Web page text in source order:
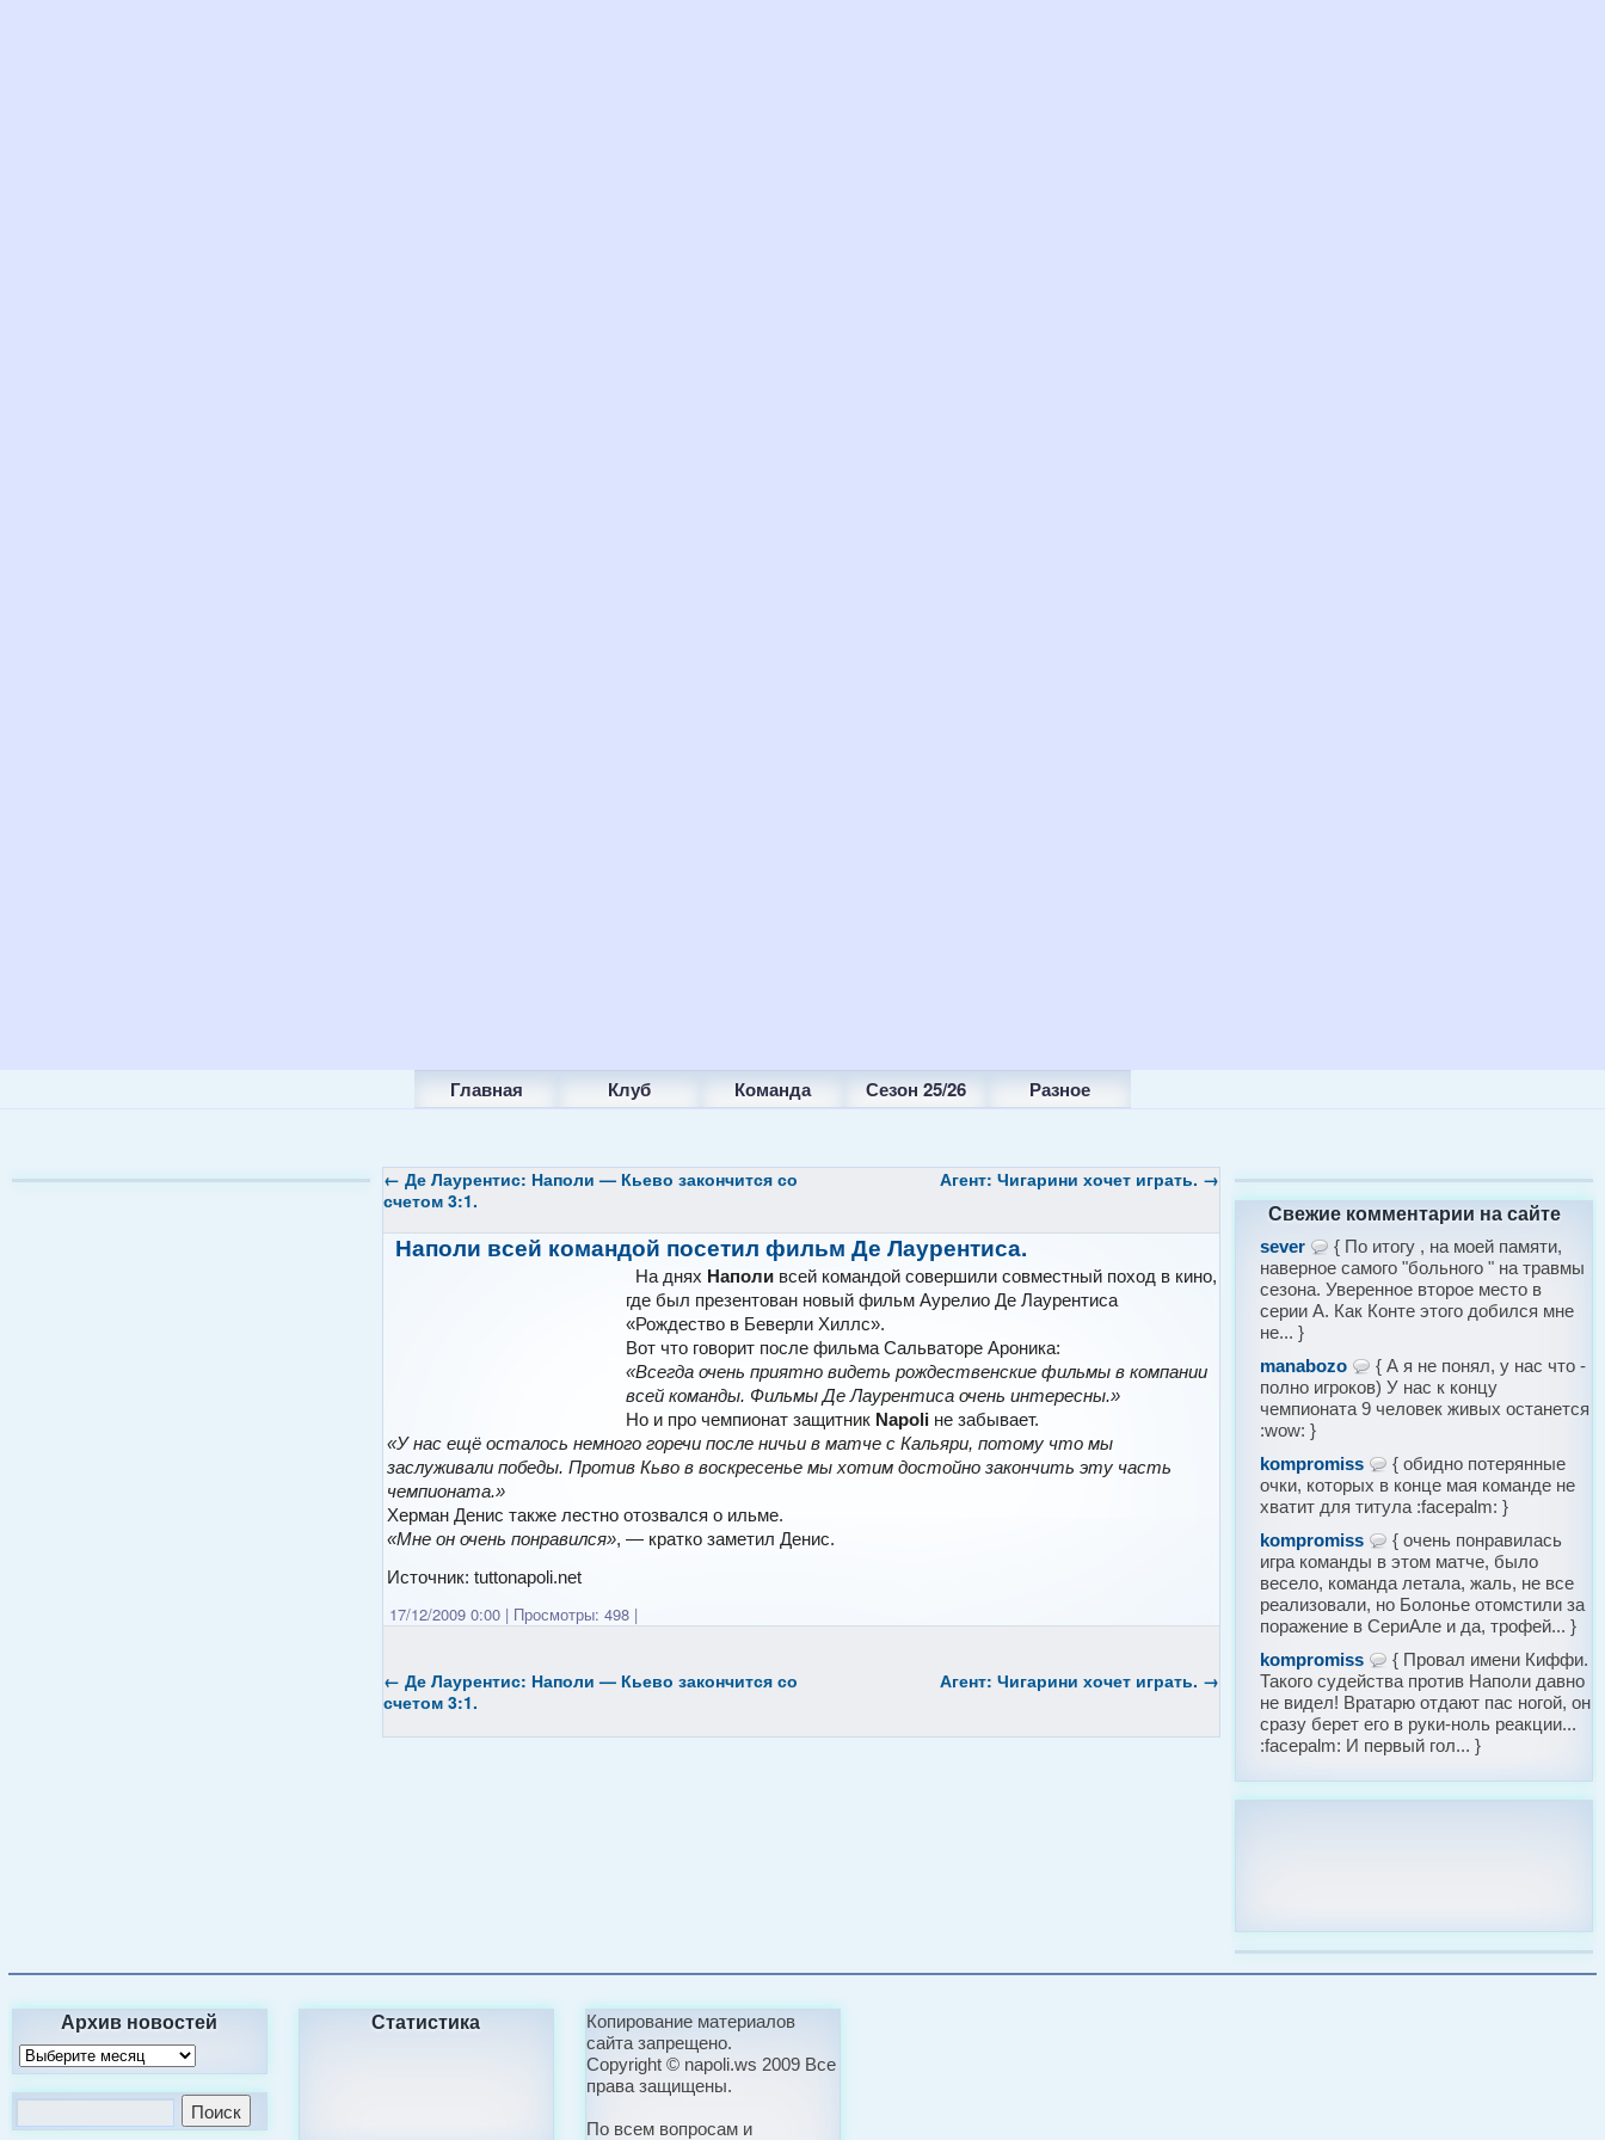
Главная Клуб Команда Сезон 25/26 Разное
← Де Лаурентис: Наполи — Кьево закончится со
счетом 3:1.
Агент: Чигарини хочет играть. →
Наполи всей командой посетил фильм Де Лаурентиса.
На днях Наполивсей командой совершили совместный поход в кино,
где был презентован новый фильм Аурелио Де Лаурентиса
«Рождество в Беверли Хиллс».
Вот что говорит после фильма Сальваторе Ароника:
«Всегда очень приятно видеть рождественские фильмы в компании
всей команды. Фильмы Де Лаурентиса очень интересны.»
Но и про чемпионат защитник Napoliне забывает.
«У нас ещё осталось немного горечи после ничьи в матче с Кальяри, потому что мы
заслуживали победы. Против Кьво в воскресенье мы хотим достойно закончить эту часть
чемпионата.»
Херман Денис также лестно отозвался о ильме.
«Мне он очень понравился», — кратко заметил Денис.
Источник: tuttonapoli.net
17/12/2009 0:00 | Просмотры: 498|
← Де Лаурентис: Наполи — Кьево закончится со
счетом 3:1.
Агент: Чигарини хочет играть. →
Свежие комментарии на сайте
sever
{ По итогу , на моей памяти,
наверное самого "больного " на травмы
сезона. Уверенное второе место в
серии А. Как Конте этого добился мне
не... }
manabozo
{ А я не понял, у нас что -
полно игроков) У нас к концу
чемпионата 9 человек живых останется
:wow: }
kompromiss
{ обидно потерянные
очки, которых в конце мая команде не
хватит для титула :facepalm: }
kompromiss
{ очень понравилась
игра команды в этом матче, было
весело, команда летала, жаль, не все
реализовали, но Болонье отомстили за
поражение в СериАле и да, трофей... }
kompromiss
{ Провал имени Киффи.
Такого судейства против Наполи давно
не видел! Вратарю отдают пас ногой, он
сразу берет его в руки-ноль реакции...
:facepalm: И первый гол... }
Архив новостей Статистика
Копирование материалов
сайта запрещено.
Copyright © napoli.ws 2009 Все
права защищены.
По всем вопросам и